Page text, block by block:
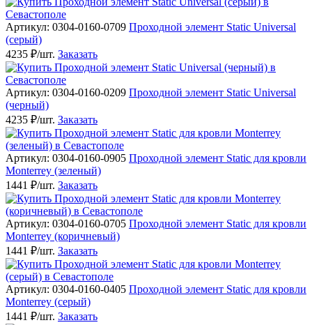
Артикул: 0304-0160-0709 Проходной элемент Static Universal
(серый)
4235 ₽/шт. Заказать
Артикул: 0304-0160-0209 Проходной элемент Static Universal
(черный)
4235 ₽/шт. Заказать
Артикул: 0304-0160-0905 Проходной элемент Static для кровли
Monterrey (зеленый)
1441 ₽/шт. Заказать
Артикул: 0304-0160-0705 Проходной элемент Static для кровли
Monterrey (коричневый)
1441 ₽/шт. Заказать
Артикул: 0304-0160-0405 Проходной элемент Static для кровли
Monterrey (серый)
1441 ₽/шт. Заказать